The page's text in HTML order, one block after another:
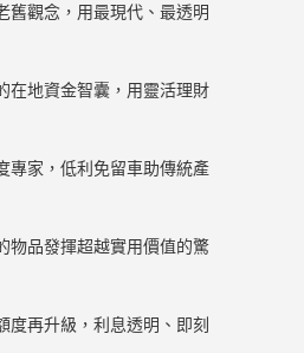
舊觀念，用最現代、最透明
在地資金智囊，用靈活理財
專家，低利免留車助傳統產
物品發揮超越實用價值的驚
度再升級，利息透明、即刻